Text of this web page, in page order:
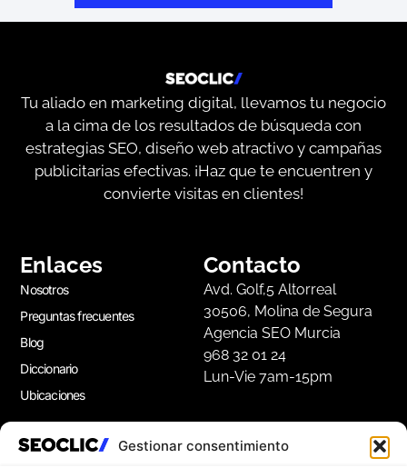
Gestionar consentimiento
Tu aliado en marketing digital, llevamos tu negocio
a la cima de los resultados de búsqueda con
estrategias SEO, diseño web atractivo y campañas
publicitarias efectivas. ¡Haz que te encuentren y
convierte visitas en clientes!
Enlaces
Nosotros
Preguntas frecuentes
Blog
Diccionario
Ubicaciones
Contacto
Avd. Golf,5 Altorreal
30506, Molina de Segura
Agencia SEO Murcia
968 32 01 24
Lun-Vie 7am-15pm
Apúntate a nuestra Newsletter